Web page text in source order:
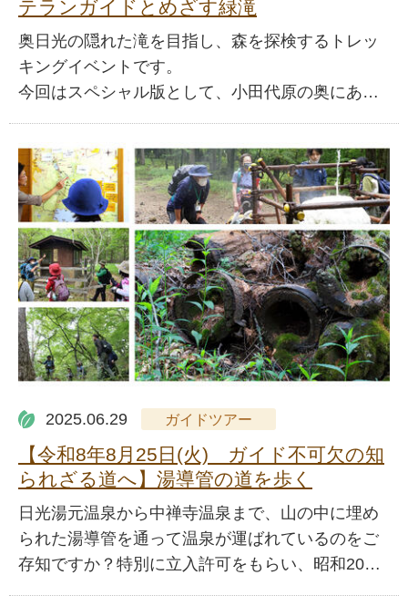
テランガイドとめざす緑滝
奥日光の隠れた滝を目指し、森を探検するトレッ
キングイベントです。
今回はスペシャル版として、小田代原の奥にあ…
2025.06.29 ガイドツアー
【令和8年8月25日(火) ガイド不可欠の知
られざる道へ】湯導管の道を歩く
日光湯元温泉から中禅寺温泉まで、山の中に埋め
られた湯導管を通って温泉が運ばれているのをご
存知ですか？特別に立入許可をもらい、昭和20…